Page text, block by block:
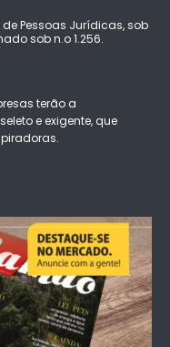
Pessoas Jurídicas, sob
sob n.o 1.256.
terão a
e exigente, que